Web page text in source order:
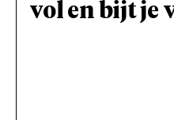
vol en bijt je